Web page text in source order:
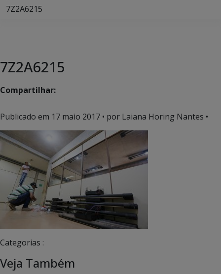
7Z2A6215
7Z2A6215
Compartilhar:
Publicado em 17 maio 2017 • por Laiana Horing Nantes •
Categorias :
Veja Também